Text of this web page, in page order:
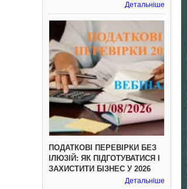
Детальніше
ПОДАТКОВІ ПЕРЕВІРКИ БЕЗ
ІЛЮЗІЙ: ЯК ПІДГОТУВАТИСЯ І
ЗАХИСТИТИ БІЗНЕС У 2026
Детальніше